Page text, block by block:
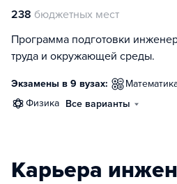
238 бюджетных мест
Программа подготовки
труда и окружающей среды.
Экзамены в 9 вузах:
физика Все варианты
Карьера